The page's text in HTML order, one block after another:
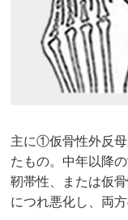
主に①仮骨性外反
たもの。中年以降
靭帯性、または仮
につれ悪化し、両